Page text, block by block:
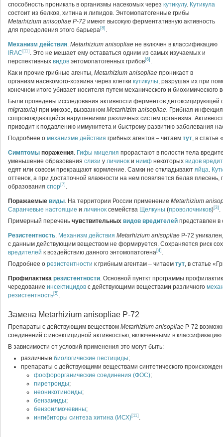
способность проникать в организмы насекомых через кутикулу. Кутикула
состоит из белков, хитина и липидов. Энтомопатогенные грибы
Metarhizium anisopliae Р-72 имеют высокую ферментативную активность
для преодоления этого барьера[8] .
Механизм действия. Metarhizium anisopliae не включен в классификацию
IRAC [11] . Это не мешает ему оставаться одним из самых изучаемых и
перспективных видов энтомопатогенных грибов[6] .
Как и прочие грибные агенты, Metarhizium anisopliae проникает в
организм насекомого-хозяина через клетки кутикулы, разрушая их при
конечном итоге убивает носителя путем механического и биохимического
Были проведены исследования активности ферментов детоксицирующей
migratoria) при микозе, вызванном Metarhizim anisopliae. Грибная
сопровождающийся нарушениями различных систем организма.
приводит к подавлению иммунитета и быстрому развитию заболевания
Подробнее о механизме действия грибных агентов – читаем тут, в статье
Симптомы поражения. Гифы мицелия прорастают в полости тела
уменьшение образования слизи у личинок и нимф некоторых видов
едят или совсем прекращают кормление. Самки не откладывают яйца.
оттенок, а при достаточной влажности на нем появляется белая
образования спор[7] .
Поражаемые виды. На территории России применение Metarhizium
Саранчевые настоящие и личинок семейства Щелкуны (проволочников)[3] .
Примерный перечень чувствительных видов вредителей представлен
Резистентность. Механизм действия Metarhizium anisopliae Р-72
с данным действующим веществом не формируется. Сохраняется риск
вредителей к воздействию данного энтомопатогена[4] .
Подробнее о резистентности к грибным агентам – читаем тут, в статье
Профилактика резистентности. Основной пунткт программы
чередование инсектицидов с действующими веществами различного
резистентность[5] .
Замена Metarhizium anisopliae Р-72
Препараты с действующим веществом Metarhizium anisopliae Р-72
соединений с инсектицидной активностью, включенными в классификацию
В зависимости от условий применения это могут быть:
различные биологические пестициды;
препараты с действующими веществами синтетического
фосфорорганические соединения (ФОС);
пиретроиды;
неоникотиноиды;
бензамиды;
бензоилмочевины;
ингибиторы синтеза хитина (ИСХ)[11] .